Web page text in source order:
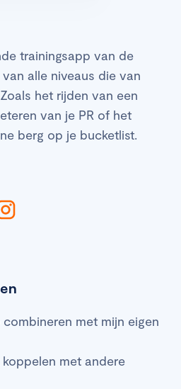
trainingsapp van de
alle niveaus die van
het rijden van een
van je PR of het
berg op je bucketlist.
met mijn eigen
met andere